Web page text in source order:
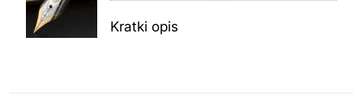
Kratki opis